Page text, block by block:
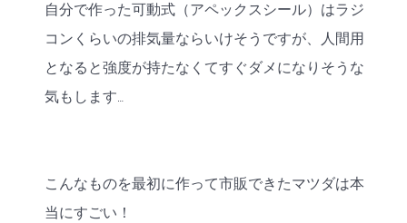
自分で作った可動式（アペックスシール）はラジ
コンくらいの排気量ならいけそうですが、人間用
となると強度が持たなくてすぐダメになりそうな
気もします…
こんなものを最初に作って市販できたマツダは本
当にすごい！